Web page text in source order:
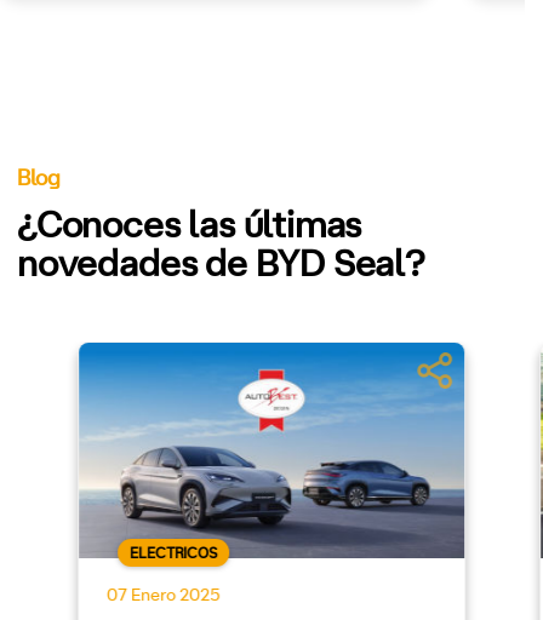
Blog
¿Conoces las últimas
novedades de BYD Seal?
ELECTRICOS
07 Enero 2025